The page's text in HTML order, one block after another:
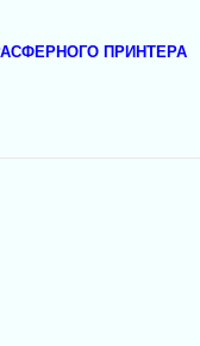
ПРИНТЕРА